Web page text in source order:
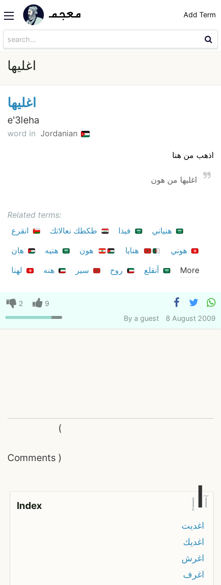
Add Term
اغليها
اغليها
e'3leha
word in Jordanian
اذهب من هنا
اغليها من هون
Related terms:
انقرع
طكطك نعالاتك فيذا
هنياني
هان
هنيه هون هنايا
هوني
لهنا
هنه سير روح أنقلع More
2
9
By a guest 8 August 2009
Comments
(
)
Index إ آ
اغديت
اغديك
اغرش
اغرف